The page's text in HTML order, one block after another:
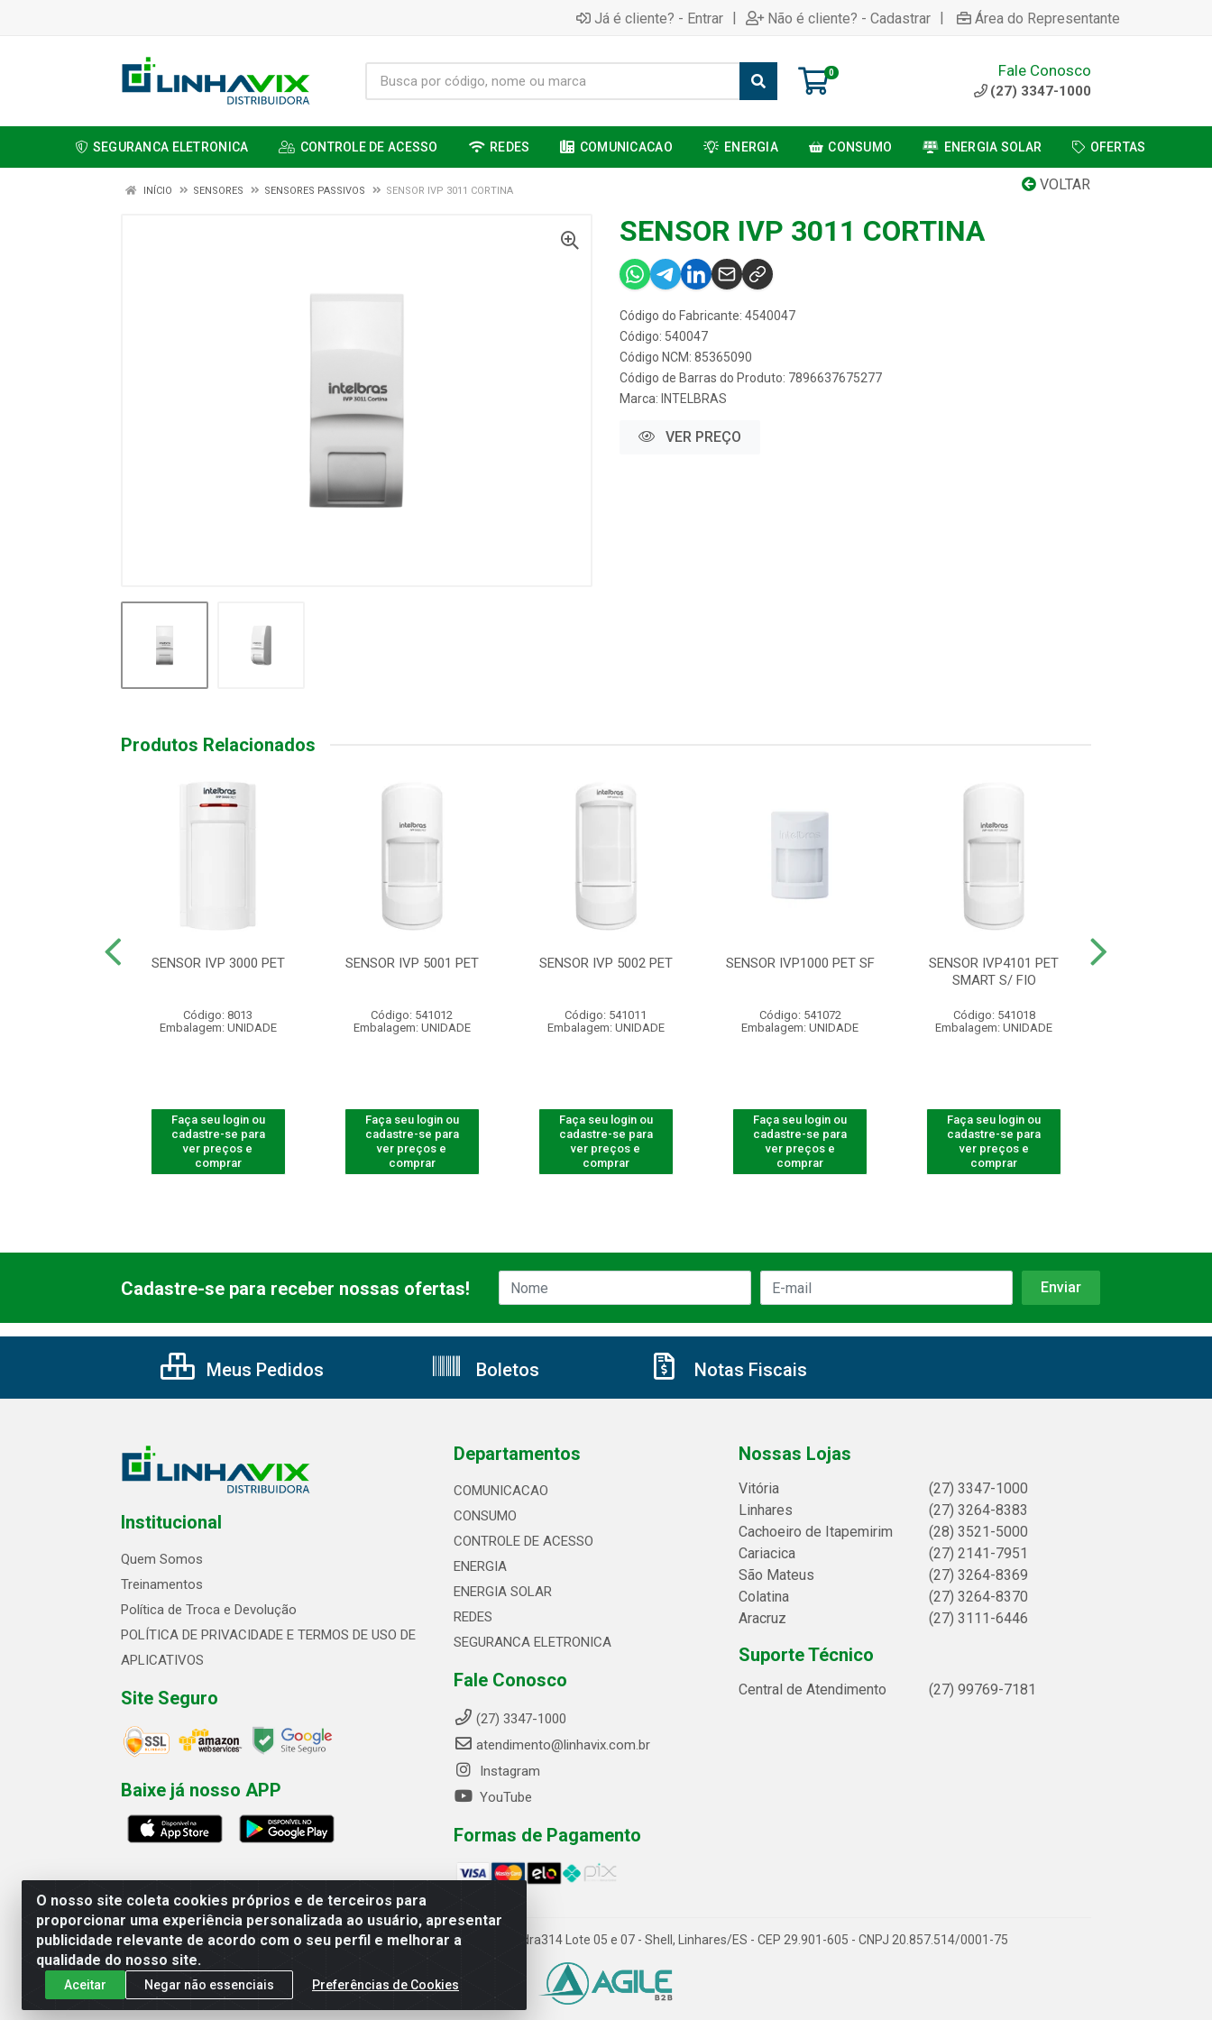
Já é cliente? - Entrar | Não é cliente? - Cadastrar | Área do Representante
0 Fale Conosco
(27) 3347-1000
SEGURANCA ELETRONICA CONTROLE DE ACESSO REDES COMUNICACAO ENERGIA CONSUMO ENERGIA SOLAR OFERTAS
VOLTAR
INÍCIO SENSORES SENSORES PASSIVOS SENSOR IVP 3011 CORTINA
SENSOR IVP 3011 CORTINA
Código do Fabricante: 4540047
Código: 540047
Código NCM: 85365090
Código de Barras do Produto: 7896637675277
Marca: INTELBRAS
VER PREÇO
Produtos Relacionados
SENSOR IVP 3000 PET
Código: 8013
Embalagem: UNIDADE
Faça seu login ou
cadastre-se para
ver preços e
comprar
SENSOR IVP 5001 PET
Código: 541012
Embalagem: UNIDADE
Faça seu login ou
cadastre-se para
ver preços e
comprar
SENSOR IVP 5002 PET
Código: 541011
Embalagem: UNIDADE
Faça seu login ou
cadastre-se para
ver preços e
comprar
SENSOR IVP1000 PET SF
Código: 541072
Embalagem: UNIDADE
Faça seu login ou
cadastre-se para
ver preços e
comprar
SENSOR IVP4101 PET
SMART S/ FIO
Código: 541018
Embalagem: UNIDADE
Faça seu login ou
cadastre-se para
ver preços e
comprar
O nosso site coleta cookies próprios e de terceiros para
proporcionar uma experiência personalizada ao usuário, apresentar
publicidade relevante de acordo com o seu perfil e melhorar a
qualidade do nosso site.
Aceitar Negar não essenciais Preferências de Cookies
Cadastre-se para receber nossas ofertas!
Meus Pedidos Boletos Notas Fiscais
Institucional
Quem Somos
Treinamentos
Política de Troca e Devolução
POLÍTICA DE PRIVACIDADE E TERMOS DE USO DE
APLICATIVOS
Site Seguro
Baixe já nosso APP
Departamentos
COMUNICACAO
CONSUMO
CONTROLE DE ACESSO
ENERGIA
ENERGIA SOLAR
REDES
SEGURANCA ELETRONICA
Fale Conosco
(27) 3347-1000
atendimento@linhavix.com.br
Instagram
YouTube
Formas de Pagamento
Nossas Lojas
Vitória
(27) 3347-1000
Linhares
(27) 3264-8383
Cachoeiro de Itapemirim
(28) 3521-5000
Cariacica
(27) 2141-7951
São Mateus
(27) 3264-8369
Colatina
(27) 3264-8370
Aracruz
(27) 3111-6446
Suporte Técnico
Central de Atendimento (27) 99769-7181
Linhavix Distribuidora LTDA - Avenida Alegre, 2521 - Quadra314 Lote 05 e 07 - Shell, Linhares/ES - CEP 29.901-605 - CNPJ 20.857.514/0001-75